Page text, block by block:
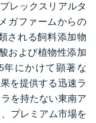
レックスリアルタ
ガファームからの
される飼料添加物
および植物性添加
年にかけて顕著な
を提供する迅速ラ
を持たない東南ア
プレミアム市場を